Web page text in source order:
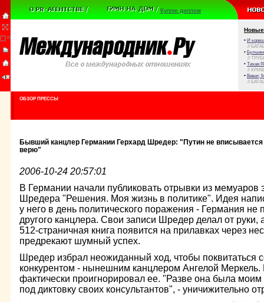
Куплю диплом
Новые
• И
//
•
//
• Тихая
//
• Виват,
//
ОБЗОР ПРЕССЫ
Бывший канцлер Германии Герхард Шредер: "Путин не
верю"
2006-10-24 20:57:01
В Германии начали публиковать отрывки из мемуаров
Шредера "Решения. Моя жизнь в политике". Идея
у него в день политического поражения - Германия не
другого канцлера. Свои записи Шредер делал от руки,
512-страничная книга появится на прилавках через
предрекают шумный успех.
Шредер избрал неожиданный ход, чтобы поквитаться
конкурентом - нынешним канцлером Ангелой
фактически проигнорировал ее. "Разве она была
под диктовку своих консультантов", - уничижительно